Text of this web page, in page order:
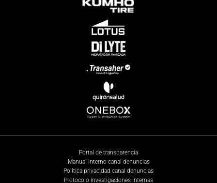
Portal de transparencia
Manual interno canal denuncias
Política privacidad canal denuncias
Protocolo investigaciones internas